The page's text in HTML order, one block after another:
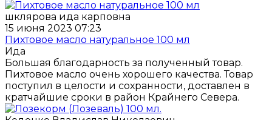
шклярова ида карповна
15 июня 2023 07:23
Пихтовое масло натуральное 100 мл
Ида
Большая благодарность за полученный товар.
Пихтовое масло очень хорошего качества. Товар
поступил в целости и сохранности, доставлен в
кратчайшие сроки в район Крайнего Севера.